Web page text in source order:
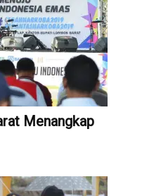
Menangkap